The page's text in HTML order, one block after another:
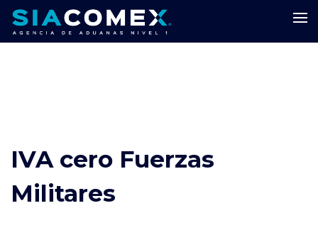
IVA cero Fuerzas
Militares